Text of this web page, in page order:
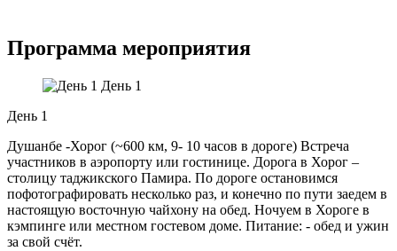
Программа мероприятия
День 1
День 1
Душанбе -Хорог (~600 км, 9- 10 часов в дороге) Встреча
участников в аэропорту или гостинице. Дорога в Хорог –
столицу таджикского Памира. По дороге остановимся
пофотографировать несколько раз, и конечно по пути заедем в
настоящую восточную чайхону на обед. Ночуем в Хороге в
кэмпинге или местном гостевом доме. Питание: - обед и ужин
за свой счёт.